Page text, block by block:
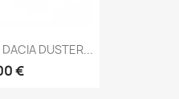
DUSTER...
€